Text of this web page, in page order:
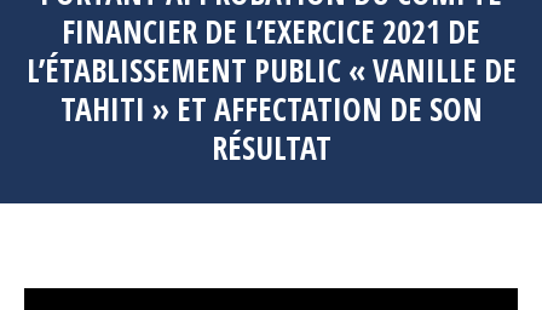
FINANCIER DE L’EXERCICE 2021 DE
L’ÉTABLISSEMENT PUBLIC « VANILLE DE
TAHITI » ET AFFECTATION DE SON
RÉSULTAT